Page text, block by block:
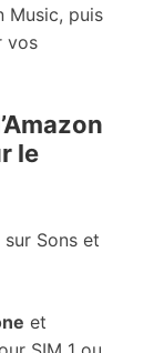
Music, puis
vos
le
Sons et
et